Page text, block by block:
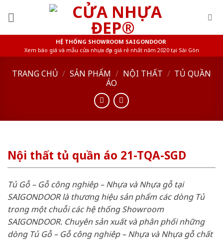
HỆ THỐNG SHOWROOM SAIGONDOOR
Xem báo giá và mẫu cửa nhựa đẹp giá rẻ nhất năm 2020 tại Sài Gòn
TRANG CHỦ / SẢN PHẨM / NỘI THẤT / TỦ QUẦN
ÁO
Nội thất tủ quần áo 21-TQA-SGD
Tủ Gỗ – Gỗ công nghiêp – Nhựa và Nhựa gỗ tại
SAIGONDOOR là thương hiệu sản phẩm các dòng Tủ
trong một chuỗi các hệ thống Showroom
SAIGONDOOR. Chuyên sản xuất và phân phối những
dòng Tủ Gỗ – Gỗ công nghiêp – Nhựa và Nhựa gỗ chất